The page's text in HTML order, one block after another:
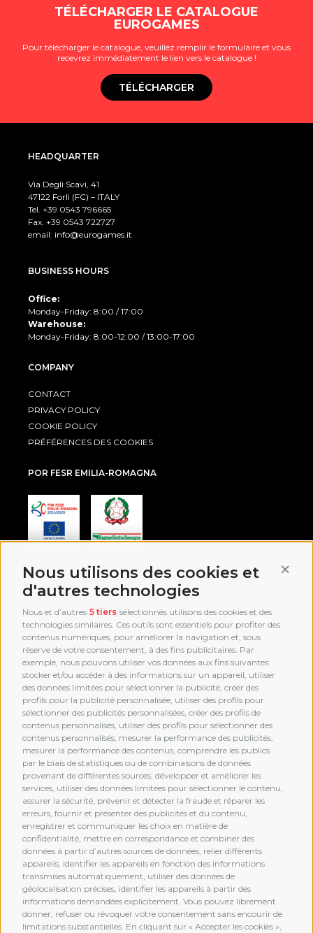
Nous utilisons des cookies et
d'autres technologies
Nous et d’autres 5 tiers sélectionnés utilisons des cookies et des
technologies similaires. Ces outils sont essentiels pour profiter des
contenus numériques, pour améliorer la navigation et, sous
réserve de votre consentement, à des fins publicitaires. Par
exemple, nous pouvons utiliser vos données aux fins suivantes:
stocker et/ou accéder à des informations sur un appareil, utiliser
des données limitées pour sélectionner la publicité, créer des
profils pour la publicité personnalisée, utiliser des profils pour
sélectionner des publicités personnalisées, créer des profils de
contenus personnalisés, utiliser des profils pour sélectionner des
contenus personnalisés, mesurer la performance des publicités,
mesurer la performance des contenus, comprendre les publics
par le biais de statistiques ou de combinaisons de données
provenant de différentes sources, développer et améliorer les
services, utiliser des données limitées pour sélectionner le contenu,
assurer la sécurité, prévenir et détecter la fraude et réparer les
erreurs, fournir et présenter des publicités et du contenu,
enregistrer et communiquer les choix en matière de
confidentialité, mettre en correspondance et combiner des
données à partir d’autres sources de données, relier différents
appareils, identifier les appareils en fonction des informations
transmises automatiquement, utiliser des données de
géolocalisation précises, identifier les appareils à partir des
informations demandées explicitement. Vous pouvez librement
donner, refuser ou révoquer votre consentement sans encourir de
limitations substantielles. En cliquant sur « Accepter les cookies »,
TÉLÉCHARGER LE CATALOGUE
EUROGAMES
Pour télécharger le catalogue, veuillez remplir le formulaire et vous
recevrez immédiatement le lien vers le catalogue !
TÉLÉCHARGER
HEADQUARTER
Via Degli Scavi, 41
47122 Forlì (FC) – ITALY
Tel. +39 0543 796665
Fax. +39 0543 722727
email: info@eurogames.it
BUSINESS HOURS
Office:
Monday-Friday: 8:00 / 17:00
Warehouse:
Monday-Friday: 8:00-12:00 / 13:00-17:00
COMPANY
CONTACT
PRIVACY POLICY
COOKIE POLICY
PRÉFÉRENCES DES COOKIES
POR FESR EMILIA-ROMAGNA
AWARD
MEMBERSHIP